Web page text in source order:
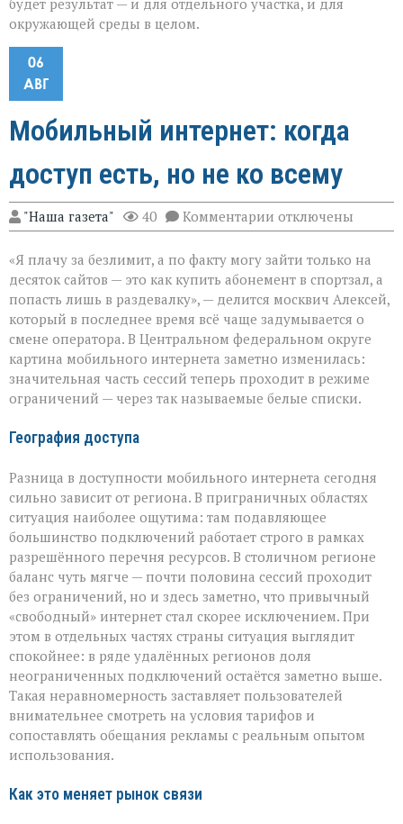
будет результат — и для отдельного участка, и для
окружающей среды в целом.
06
АВГ
Мобильный интернет: когда
доступ есть, но не ко всему
"Наша газета" 40 Комментарии к
записи
интернет:
когда
есть,
но
не
ко
всему
отключены
«Я плачу за безлимит, а по факту могу зайти только на
десяток сайтов — это как купить абонемент в спортзал, а
попасть лишь в раздевалку», — делится москвич Алексей,
который в последнее время всё чаще задумывается о
смене оператора. В Центральном федеральном округе
картина мобильного интернета заметно изменилась:
значительная часть сессий теперь проходит в режиме
ограничений — через так называемые белые списки.
География доступа
Разница в доступности мобильного интернета сегодня
сильно зависит от региона. В приграничных областях
ситуация наиболее ощутима: там подавляющее
большинство подключений работает строго в рамках
разрешённого перечня ресурсов. В столичном регионе
баланс чуть мягче — почти половина сессий проходит
без ограничений, но и здесь заметно, что привычный
«свободный» интернет стал скорее исключением. При
этом в отдельных частях страны ситуация выглядит
спокойнее: в ряде удалённых регионов доля
неограниченных подключений остаётся заметно выше.
Такая неравномерность заставляет пользователей
внимательнее смотреть на условия тарифов и
сопоставлять обещания рекламы с реальным опытом
использования.
Как это меняет рынок связи